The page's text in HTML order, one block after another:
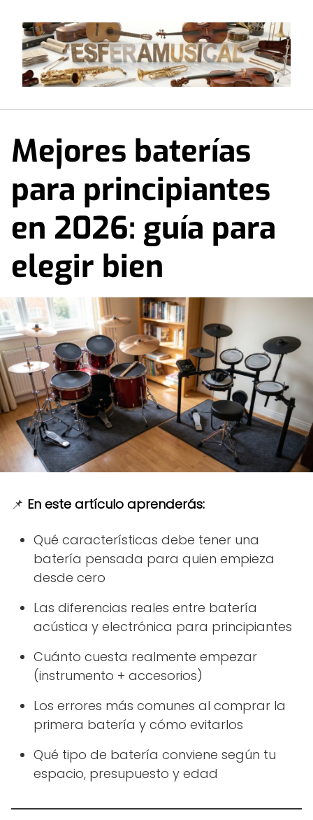
contenido
Mejores baterías
para principiantes
en 2026: guía para
elegir bien
📌 En este artículo aprenderás:
Qué características debe tener una
batería pensada para quien empieza
desde cero
Las diferencias reales entre batería
acústica y electrónica para principiantes
Cuánto cuesta realmente empezar
(instrumento + accesorios)
Los errores más comunes al comprar la
primera batería y cómo evitarlos
Qué tipo de batería conviene según tu
espacio, presupuesto y edad